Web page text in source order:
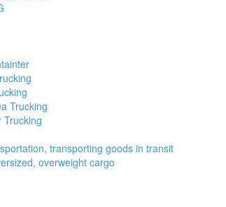
Trucking
Trucking
transporting goods in transit
overweight cargo